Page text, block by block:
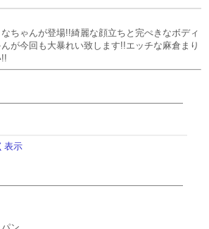
ちゃんが登場!!綺麗な顔立ちと完ぺきなボディ
が今回も大暴れい致します!!エッチな麻倉まり
表示